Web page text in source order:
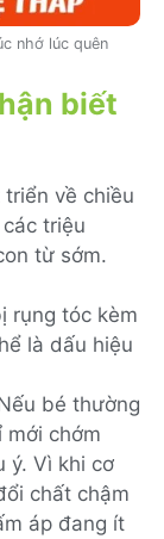
nhớ lúc quên
biết
về chiều
triệu
từ sớm.
rụng tóc kèm
là dấu hiệu
bé thường
mới chớm
ý. Vì khi cơ
chất chậm
áp đang ít